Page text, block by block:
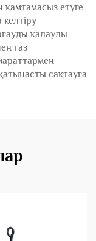
қамтамасыз етуге
қалаулы
газ
сақтауға